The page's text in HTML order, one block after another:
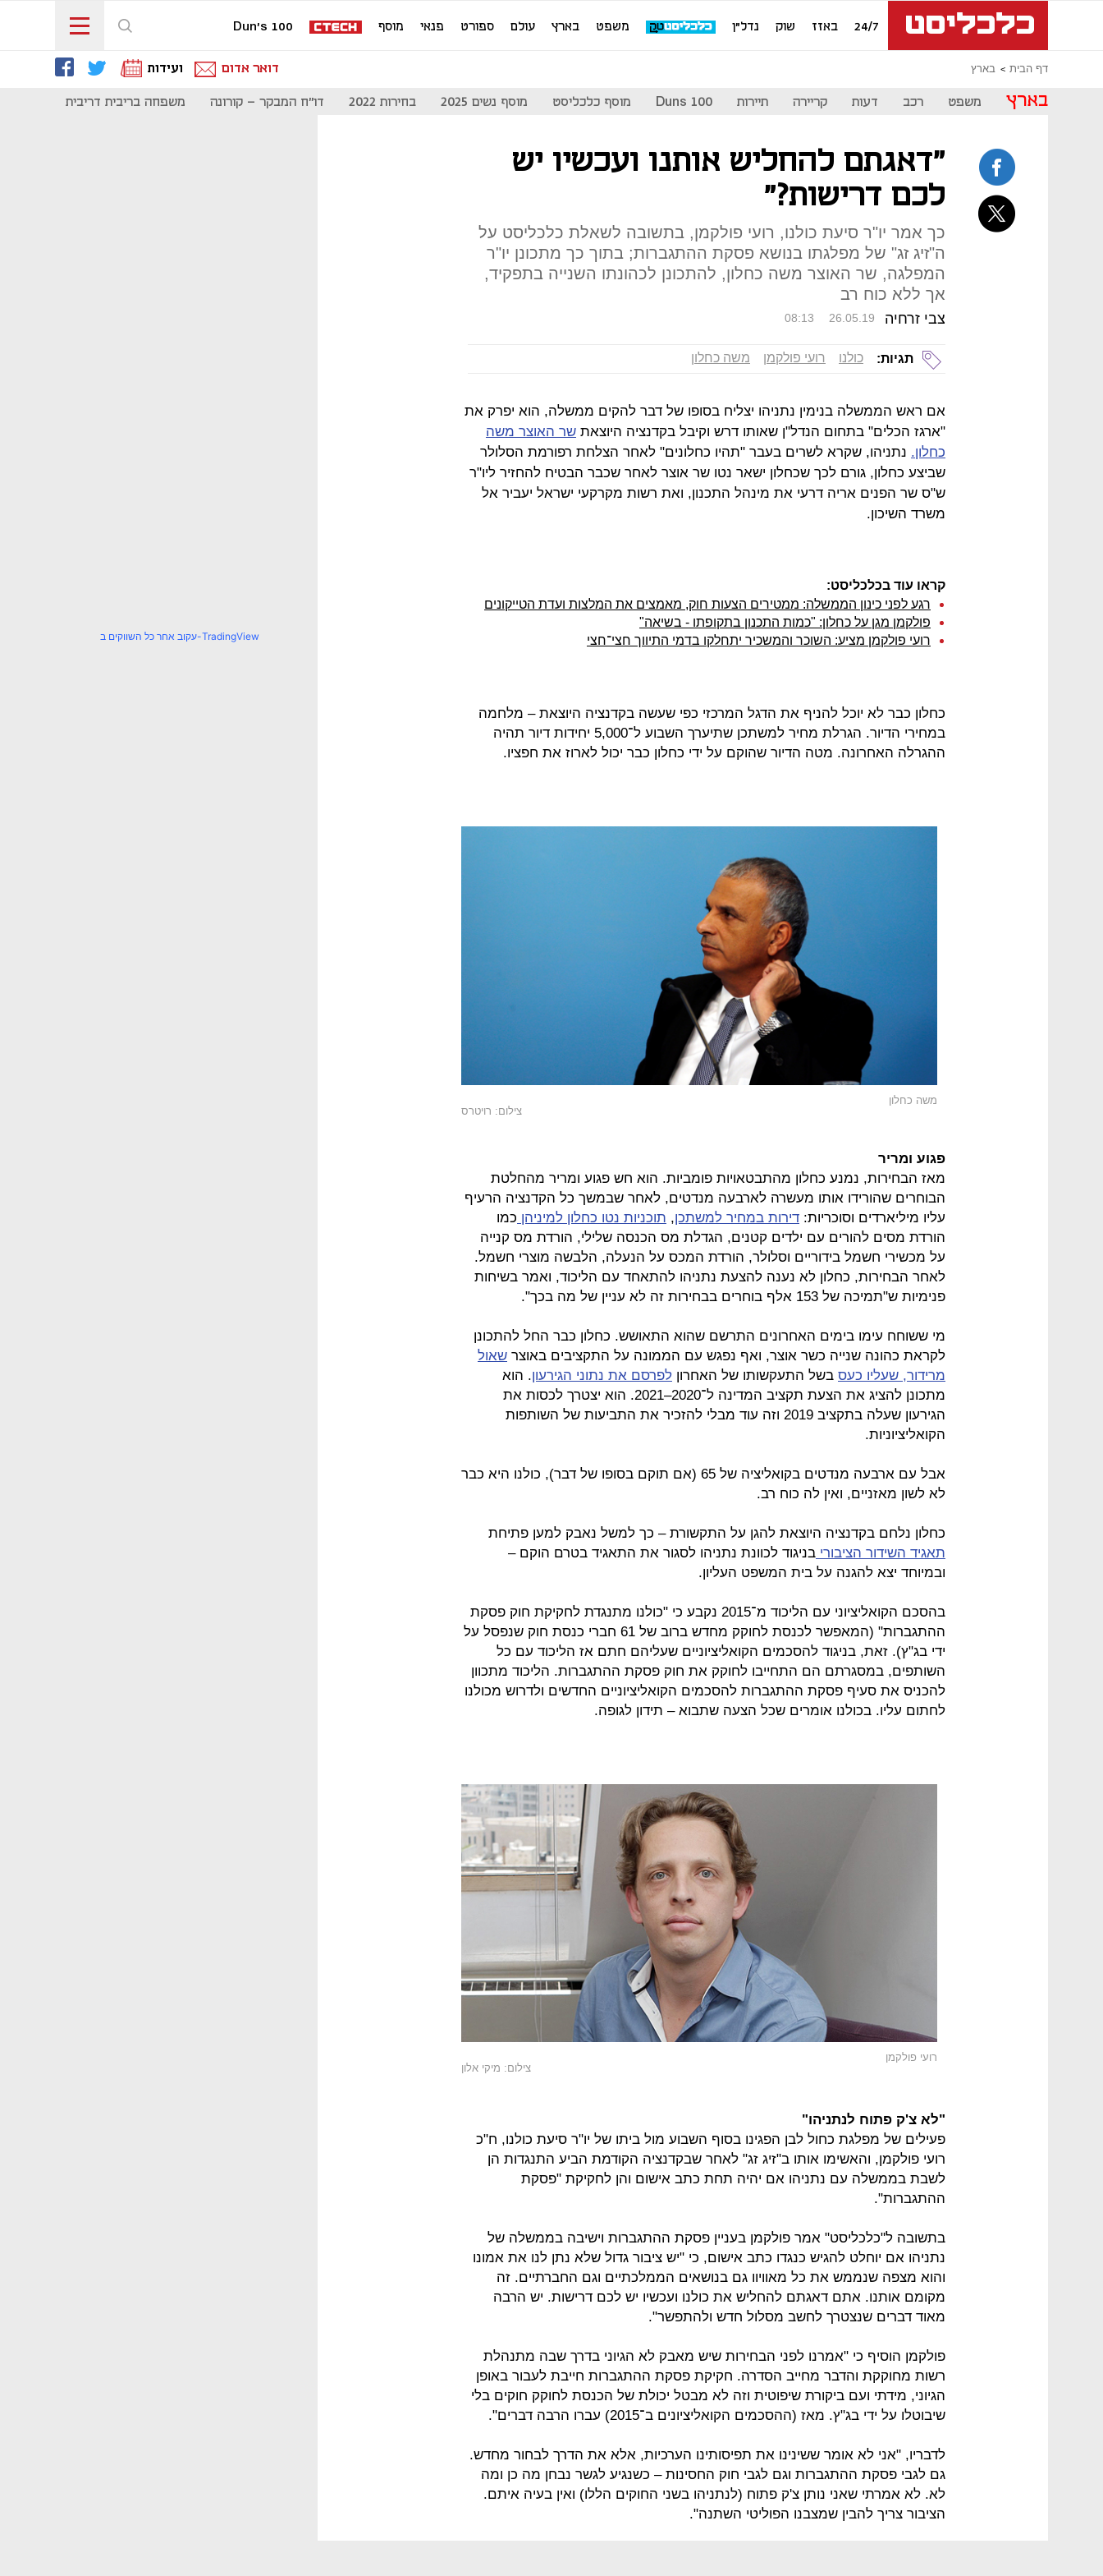
24/7 באזז שוק נדל"ן משפט בארץ עולם ספורט פנאי מוסף Dun's 100
דף הבית בארץ דואר אדום ועידות
בארץ משפט רכב דעות קריירה תיירות Duns 100 מוסף כלכליסט מוסף נשים 2025 בחירות 2022 דו"ח המבקר - קורונה משפחה בריבית דריבית
"דאגתם להחליש אותנו ועכשיו יש
לכם דרישות?"
כך אמר יו"ר סיעת כולנו, רועי פולקמן, בתשובה לשאלת כלכליסט על
ה"זיג זג" של מפלגתו בנושא פסקת ההתגברות; בתוך כך מתכונן יו"ר
המפלגה, שר האוצר משה כחלון, להתכונן לכהונתו השנייה בתפקיד,
אך ללא כוח רב
צבי זרחיה 08:13 26.05.19
תגיות: כולנו רועי פולקמן משה כחלון
אם ראש הממשלה בנימין נתניהו יצליח בסופו של דבר להקים ממשלה, הוא יפרק את
"ארגז הכלים" בתחום הנדל"ן שאותו דרש וקיבל בקדנציה היוצאת שר האוצר משה
כחלון. נתניהו, שקרא לשרים בעבר "תהיו כחלונים" לאחר הצלחת רפורמת הסלולר
שביצע כחלון, גורם לכך שכחלון ישאר נטו שר אוצר לאחר שכבר הבטיח להחזיר ליו"ר
ש"ס שר הפנים אריה דרעי את מינהל התכנון, ואת רשות מקרקעי ישראל יעביר אל
משרד השיכון.
קראו עוד בכלכליסט:
רגע לפני כינון הממשלה: ממטירים הצעות חוק, מאמצים את המלצות ועדת הטייקונים
פולקמן מגן על כחלון: "כמות התכנון בתקופתו - בשיאה"
רועי פולקמן מציע: השוכר והמשכיר יתחלקו בדמי התיווך חצי־חצי
כחלון כבר לא יוכל להניף את הדגל המרכזי כפי שעשה בקדנציה היוצאת – מלחמה
במחירי הדיור. הגרלת מחיר למשתכן שתיערך השבוע ל־5,000 יחידות דיור תהיה
ההגרלה האחרונה. מטה הדיור שהוקם על ידי כחלון כבר יכול לארוז את חפציו.
משה כחלון
צילום: רויטרס
פגוע ומריר
מאז הבחירות, נמנע כחלון מהתבטאויות פומביות. הוא חש פגוע ומריר מהחלטת
הבוחרים שהורידו אותו מעשרה לארבעה מנדטים, לאחר שבמשך כל הקדנציה הרעיף
עליו מיליארדים וסוכריות: דירות במחיר למשתכן, תוכניות נטו כחלון למיניהן כמו
הורדת מסים להורים עם ילדים קטנים, הגדלת מס הכנסה שלילי, הורדת מס קנייה
על מכשירי חשמל בידוריים וסלולר, הורדת המכס על הנעלה, הלבשה מוצרי חשמל.
לאחר הבחירות, כחלון לא נענה להצעת נתניהו להתאחד עם הליכוד, ואמר בשיחות
פנימיות ש"תמיכה של 153 אלף בוחרים בבחירות זה לא עניין של מה בכך".
מי ששוחח עימו בימים האחרונים התרשם שהוא התאושש. כחלון כבר החל להתכונן
לקראת כהונה שנייה כשר אוצר, ואף נפגש עם הממונה על התקציבים באוצר שאול
מרידור, שעליו כעס בשל התעקשותו של האחרון לפרסם את נתוני הגירעון. הוא
מתכונן להציג את הצעת תקציב המדינה ל־2020–2021. הוא יצטרך לכסות את
הגירעון שעלה בתקציב 2019 וזה עוד מבלי להזכיר את התביעות של השותפות
הקואליציוניות.
אבל עם ארבעה מנדטים בקואליציה של 65 (אם תוקם בסופו של דבר), כולנו היא כבר
לא לשון מאזניים, ואין לה כוח רב.
כחלון נלחם בקדנציה היוצאת להגן על התקשורת – כך למשל נאבק למען פתיחת
תאגיד השידור הציבורי בניגוד לכוונת נתניהו לסגור את התאגיד בטרם הוקם –
ובמיוחד יצא להגנה על בית המשפט העליון.
בהסכם הקואליציוני עם הליכוד מ־2015 נקבע כי "כולנו מתנגדת לחקיקת חוק פסקת
ההתגברות" (המאפשר לכנסת לחוקק מחדש ברוב של 61 חברי כנסת חוק שנפסל על
ידי בג"ץ). זאת, בניגוד להסכמים הקואליציוניים שעליהם חתם אז הליכוד עם כל
השותפים, במסגרתם הם התחייבו לחוקק את חוק פסקת ההתגברות. הליכוד מתכוון
להכניס את סעיף פסקת ההתגברות להסכמים הקואליציוניים החדשים ולדרוש מכולנו
לחתום עליו. בכולנו אומרים שכל הצעה שתבוא – תידון לגופה.
רועי פולקמן
צילום: מיקי אלון
"לא צ'ק פתוח לנתניהו"
פעילים של מפלגת כחול לבן הפגינו בסוף השבוע מול ביתו של יו"ר סיעת כולנו, ח"כ
רועי פולקמן, והאשימו אותו ב"זיג זג" לאחר שבקדנציה הקודמת הביע התנגדות הן
לשבת בממשלה עם נתניהו אם יהיה תחת כתב אישום והן לחקיקת "פסקת
ההתגברות".
בתשובה ל"כלכליסט" אמר פולקמן בעניין פסקת ההתגברות וישיבה בממשלה של
נתניהו אם יוחלט להגיש כנגדו כתב אישום, כי "יש ציבור גדול שלא נתן לנו את אמונו
והוא מצפה שנממש את כל מאוויוו גם בנושאים הממלכתיים וגם החברתיים. זה
מקומם אותנו. אתם דאגתם להחליש את כולנו ועכשיו יש לכם דרישות. יש הרבה
מאוד דברים שנצטרך לחשב מסלול חדש ולהתפשר".
פולקמן הוסיף כי "אמרנו לפני הבחירות שיש מאבק לא הגיוני בדרך שבה מתנהלת
רשות מחוקקת והדבר מחייב הסדרה. חקיקת פסקת ההתגברות חייבת לעבור באופן
הגיוני, מידתי ועם ביקורת שיפוטית וזה לא מבטל יכולת של הכנסת לחוקק חוקים בלי
שיבוטלו על ידי בג"ץ. מאז (ההסכמים הקואליציונים ב־2015) עברו הרבה דברים".
לדבריו, "אני לא אומר ששינינו את תפיסותינו הערכיות, אלא את הדרך לבחור מחדש.
גם לגבי פסקת ההתגברות וגם לגבי חוק החסינות – כשנגיע לגשר נבחן מה כן ומה
לא. לא אמרתי שאני נותן צ'ק פתוח (לנתניהו בשני החוקים הללו) ואין בעיה איתם.
הציבור צריך להבין שמצבנו הפוליטי השתנה".
עקוב אחר כל השווקים ב-TradingView